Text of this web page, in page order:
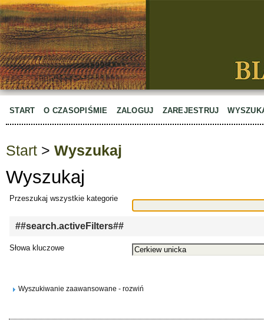
START O CZASOPIŚMIE ZALOGUJ ZAREJESTRUJ
Start > Wyszukaj
Wyszukaj
Przeszukaj wszystkie kategorie
##search.activeFilters##
Słowa kluczowe
Wyszukiwanie zaawansowane - rozwiń